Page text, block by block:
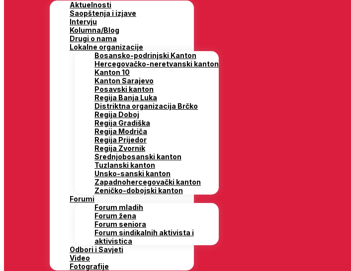
Aktuelnosti
Saopštenja i izjave
Intervju
Kolumna/Blog
Drugi o nama
Lokalne organizacije
Bosansko-podrinjski Kanton
Hercegovačko-neretvanski kanton
Kanton 10
Kanton Sarajevo
Posavski kanton
Regija Banja Luka
Distriktna organizacija Brčko
Regija Doboj
Regija Gradiška
Regija Modriča
Regija Prijedor
Regija Zvornik
Srednjobosanski kanton
Tuzlanski kanton
Unsko-sanski kanton
Zapadnohercegovački kanton
Zeničko-dobojski kanton
Forumi
Forum mladih
Forum žena
Forum seniora
Forum sindikalnih aktivista i
aktivistica
Odbori i Savjeti
Video
Fotografije